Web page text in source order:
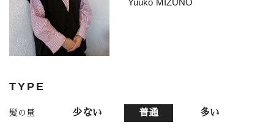
TYPE
髪の量 少ない 普通 多い